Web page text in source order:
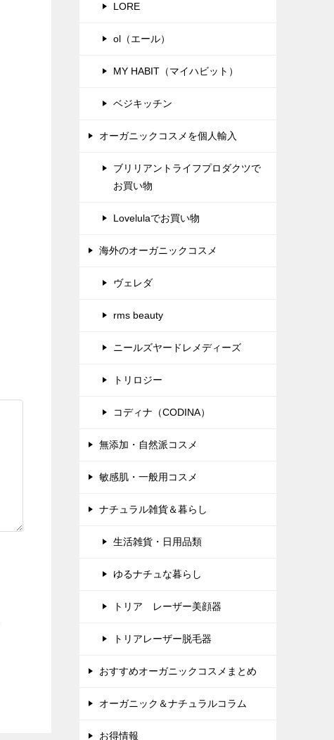
LORE
ol（エール）
MY HABIT（マイハビット）
ベジキッチン
オーガニックコスメを個人輸入
ブリリアントライフプロダクツで
お買い物
Lovelulaでお買い物
海外のオーガニックコスメ
ヴェレダ
rms beauty
ニールズヤードレメディーズ
トリロジー
コディナ（CODINA）
無添加・自然派コスメ
敏感肌・一般用コスメ
ナチュラル雑貨＆暮らし
生活雑貨・日用品類
ゆるナチュな暮らし
トリア レーザー美顔器
トリアレーザー脱毛器
おすすめオーガニックコスメまとめ
オーガニック＆ナチュラルコラム
お得情報